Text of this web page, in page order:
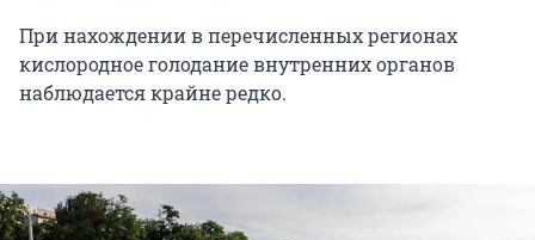
При нахождении в перечисленных регионах
кислородное голодание внутренних органов
наблюдается крайне редко.